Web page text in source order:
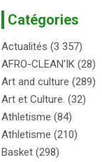
Catégories
Actualités (3 357)
AFRO-CLEAN’IK (28)
Art and culture (289)
Art et Culture. (32)
Athletisme (84)
Athletisme (210)
Basket (298)